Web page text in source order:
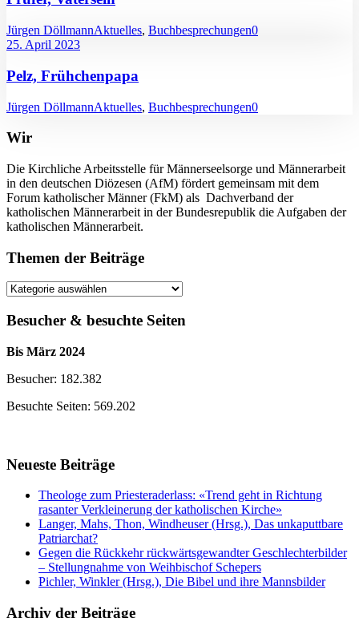
Jürgen DöllmannAktuelles, Buchbesprechungen0
25. April 2023
Pelz, Frühchenpapa
Jürgen DöllmannAktuelles, Buchbesprechungen0
Wir
Die Kirchliche Arbeitsstelle für Männerseelsorge und Männerarbeit
in den deutschen Diözesen (AfM) fördert gemeinsam mit dem
Forum katholischer Männer (FkM) als Dachverband der
katholischen Männerarbeit in der Bundesrepublik die Aufgaben der
katholischen Männerarbeit.
Themen der Beiträge
Themen
Beiträge
Besucher & besuchte Seiten
Bis März 2024
Besucher: 182.382
Besuchte Seiten: 569.202
Neueste Beiträge
Theologe zum Priesteraderlass: «Trend geht in Richtung
rasanter Verkleinerung der katholischen Kirche»
Langer, Mahs, Thon, Windheuser (Hrsg.), Das unkaputtbare
Patriarchat?
Gegen die Rückkehr rückwärtsgewandter Geschlechterbilder
– Stellungnahme von Weihbischof Schepers
Pichler, Winkler (Hrsg.), Die Bibel und ihre Mannsbilder
Archiv der Beiträge